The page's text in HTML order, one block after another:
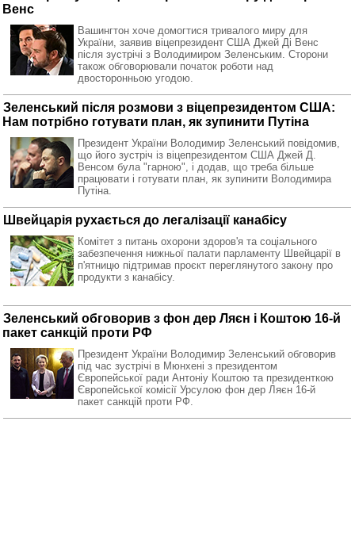
Венс
Вашингтон хоче домогтися тривалого миру для
України, заявив віцепрезидент США Джей Ді Венс
після зустрічі з Володимиром Зеленським. Сторони
також обговорювали початок роботи над
двосторонньою угодою.
Зеленський після розмови з віцепрезидентом США:
Нам потрібно готувати план, як зупинити Путіна
Президент України Володимир Зеленський повідомив,
що його зустріч із віцепрезидентом США Джей Д.
Венсом була "гарною", і додав, що треба більше
працювати і готувати план, як зупинити Володимира
Путіна.
Швейцарія рухається до легалізації канабісу
Комітет з питань охорони здоров'я та соціального
забезпечення нижньої палати парламенту Швейцарії в
п'ятницю підтримав проєкт переглянутого закону про
продукти з канабісу.
Зеленський обговорив з фон дер Ляєн і Коштою 16-й
пакет санкцій проти РФ
Президент України Володимир Зеленський обговорив
під час зустрічі в Мюнхені з президентом
Європейської ради Антоніу Коштою та президенткою
Європейської комісії Урсулою фон дер Ляєн 16-й
пакет санкцій проти РФ.